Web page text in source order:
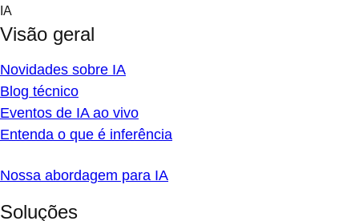
Skip
content
IA
Visão geral
Novidades sobre IA
Blog técnico
Eventos de IA ao vivo
Entenda o que é inferência
Nossa abordagem para IA
Soluções